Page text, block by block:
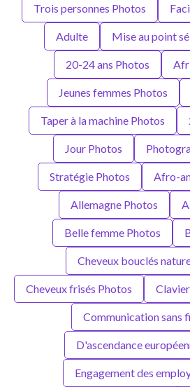
Trois personnes Photos
Adulte Mise au point
20-24 ans Photos
Jeunes femmes Photos
Taper à la machine Photos
Jour Photos
Stratégie Photos Afro-
Allemagne Photos
Belle femme Photos
Cheveux bouclés
Cheveux frisés Photos
Communication sans
D'ascendance
Engagement des